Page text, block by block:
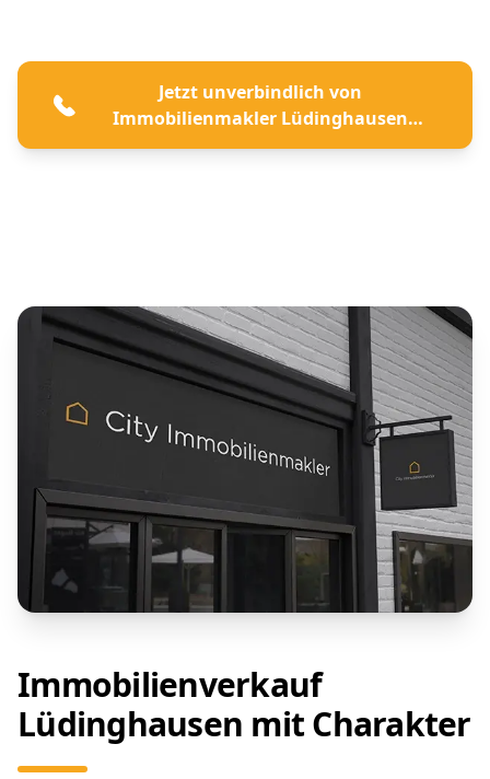
Jetzt unverbindlich von
Immobilienmakler Lüdinghausen
beraten lassen
Immobilienverkauf
Lüdinghausen mit Charakter